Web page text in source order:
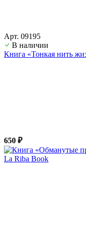
Арт. 09195
В наличии
Книга «Тонкая нить
650 ₽